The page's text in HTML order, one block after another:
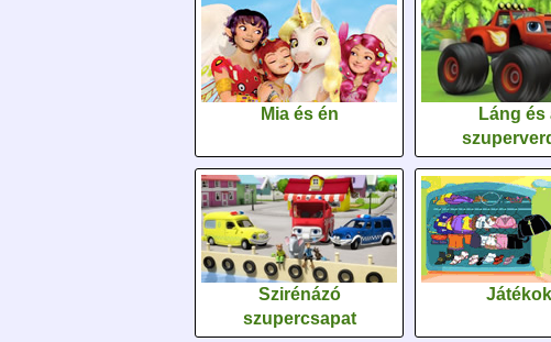
Mia és én
Láng és
Szirénázó
szupercsapat
Játékok